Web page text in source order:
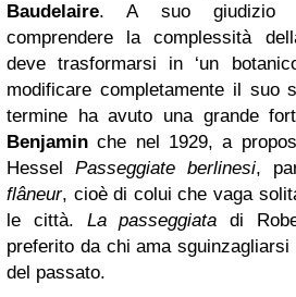
Baudelaire. A suo giudizio
comprendere la complessità
deve trasformarsi in ‘un
modificare completamente il suo
termine ha avuto una grande
Benjamin che nel 1929, a
HesselPasseggiate berlinesi,
flâneur, cioè di colui che vaga
le città. La passeggiata di
preferito da chi ama
del passato.